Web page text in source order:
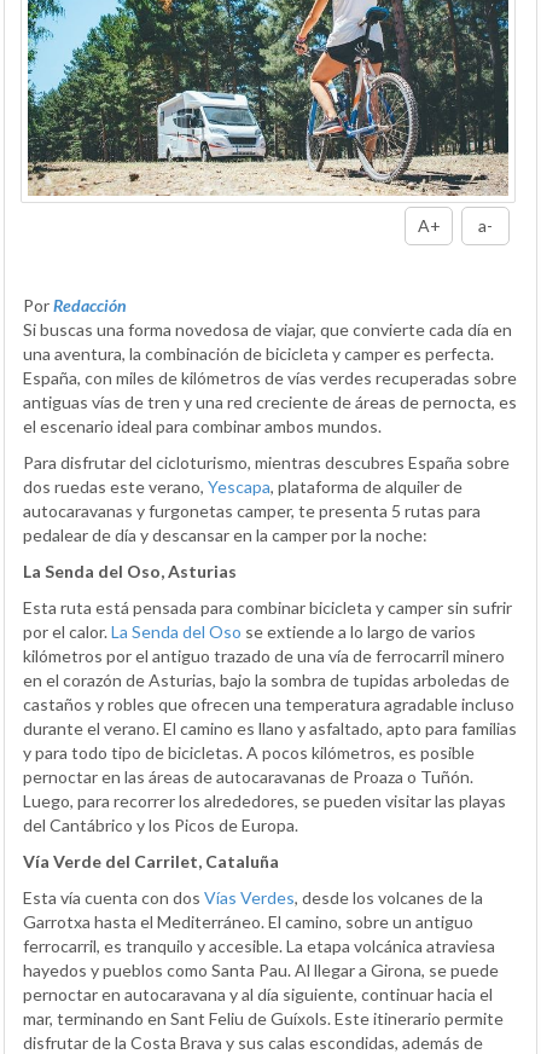
A+ a-
PorRedacción
Si buscas una forma novedosa de viajar, que convierte cada día en
una aventura, la combinación de bicicleta y camper es perfecta.
España, con miles de kilómetros de vías verdes recuperadas sobre
antiguas vías de tren y una red creciente de áreas de pernocta, es
el escenario ideal para combinar ambos mundos.
Para disfrutar del cicloturismo, mientras descubres España sobre
dos ruedas este verano, Yescapa, plataforma de alquiler de
autocaravanas y furgonetas camper, te presenta 5 rutas para
pedalear de día y descansar en la camper por la noche:
La Senda del Oso, Asturias
Esta ruta está pensada para combinar bicicleta y camper sin sufrir
por el calor.La Senda del Oso se extiende a lo largo de varios
kilómetros por el antiguo trazado de una vía de ferrocarril minero
en el corazón de Asturias, bajo la sombra de tupidas arboledas de
castaños y robles que ofrecen una temperatura agradable incluso
durante el verano. El camino es llano y asfaltado, apto para familias
y para todo tipo de bicicletas. A pocos kilómetros, es posible
pernoctar en las áreas de autocaravanas de Proaza o Tuñón.
Luego, para recorrer los alrededores, se pueden visitar las playas
del Cantábrico y los Picos de Europa.
Vía Verde del Carrilet, Cataluña
Esta vía cuenta con dos Vías Verdes, desde los volcanes de la
Garrotxa hasta el Mediterráneo. El camino, sobre un antiguo
ferrocarril, es tranquilo y accesible. La etapa volcánica atraviesa
hayedos y pueblos como Santa Pau. Al llegar a Girona, se puede
pernoctar en autocaravana y al día siguiente, continuar hacia el
mar, terminando en Sant Feliu de Guíxols. Este itinerario permite
disfrutar de la Costa Brava y sus calas escondidas, además de